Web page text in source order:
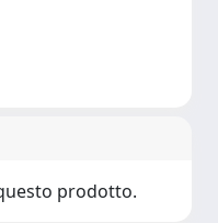
prodotto.